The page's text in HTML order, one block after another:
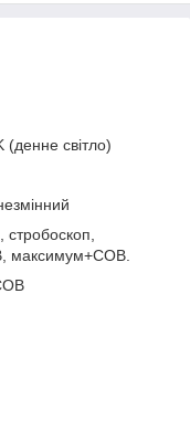
(денне світло)
максимум+COB.